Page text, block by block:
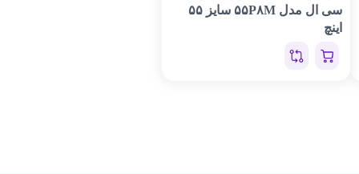
سی ال مدل ۵۵P۸M سایز ۵۵
اینچ